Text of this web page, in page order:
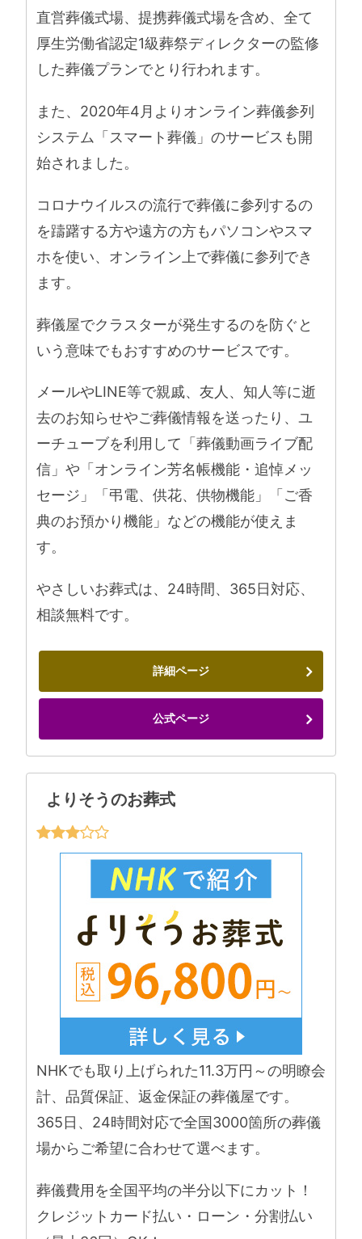
直営葬儀式場、提携葬儀式場を含め、全て
厚生労働省認定1級葬祭ディレクターの監修
した葬儀プランでとり行われます。
また、2020年4月よりオンライン葬儀参列
システム「スマート葬儀」のサービスも開
始されました。
コロナウイルスの流行で葬儀に参列するの
を躊躇する方や遠方の方もパソコンやスマ
ホを使い、オンライン上で葬儀に参列でき
ます。
葬儀屋でクラスターが発生するのを防ぐと
いう意味でもおすすめのサービスです。
メールやLINE等で親戚、友人、知人等に逝
去のお知らせやご葬儀情報を送ったり、ユ
ーチューブを利用して「葬儀動画ライブ配
信」や「オンライン芳名帳機能・追悼メッ
セージ」「弔電、供花、供物機能」「ご香
典のお預かり機能」などの機能が使えま
す。
やさしいお葬式は、24時間、365日対応、
相談無料です。
詳細ページ
公式ページ
よりそうのお葬式
NHKでも取り上げられた11.3万円～の明瞭会
計、品質保証、返金保証の葬儀屋です。
365日、24時間対応で全国3000箇所の葬儀
場からご希望に合わせて選べます。
葬儀費用を全国平均の半分以下にカット！
クレジットカード払い・ローン・分割払い